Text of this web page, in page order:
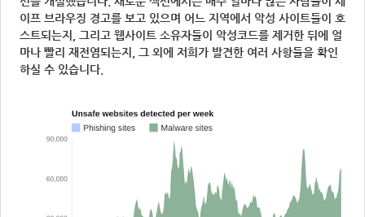
이프 브라우징 경고를 보고 있으며 어느 지역에서 악성 사이트들이 호
스트되는지, 그리고 웹사이트 소유자들이 악성코드를 제거한 뒤에 얼
마나 빨리 재전염되는지, 그 외에 저희가 발견한 여러 사항들을 확인
하실 수 있습니다.